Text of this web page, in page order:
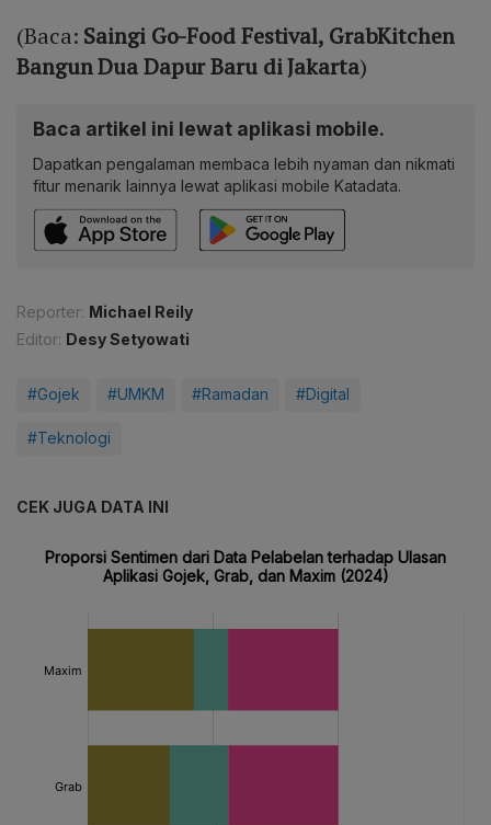
(Baca: Saingi Go-Food Festival, GrabKitchen
Bangun Dua Dapur Baru di Jakarta)
Baca artikel ini lewat aplikasi mobile.
Dapatkan pengalaman membaca lebih nyaman dan nikmati
fitur menarik lainnya lewat aplikasi mobile Katadata.
Reporter: Michael Reily
Editor: Desy Setyowati
#Gojek #UMKM #Ramadan #Digital
#Teknologi
CEK JUGA DATA INI